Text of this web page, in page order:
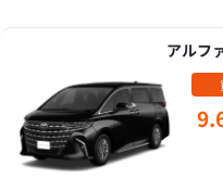
アルフ